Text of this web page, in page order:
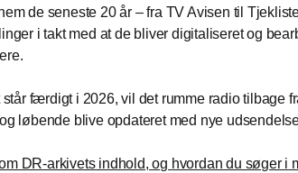
de seneste 20 år – fra TV Avisen til
i takt med at de bliver digitaliseret og
står færdigt i 2026, vil det rumme radio tilbage
løbende blive opdateret med nye
DR-arkivets indhold, og hvordan du søger i